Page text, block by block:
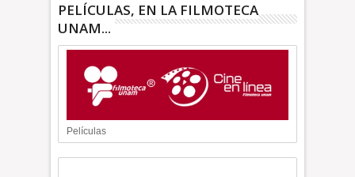
PELÍCULAS, EN LA FILMOTECA
UNAM...
Películas